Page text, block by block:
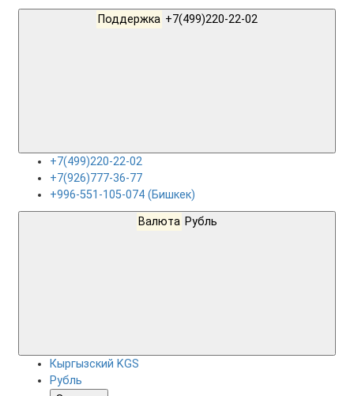
Поддержка
+7(499)220-22-02
+7(926)777-36-77
+996-551-105-074 (Бишкек)
Валюта Рубль
Кыргызский KGS
Рубль